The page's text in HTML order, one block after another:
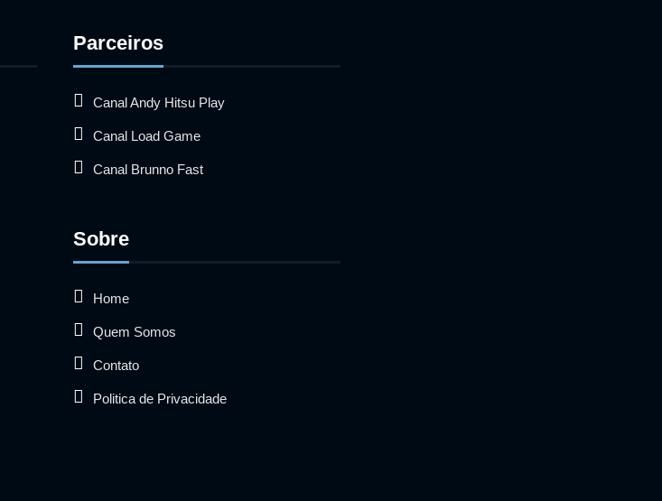
Parceiros
Canal Andy Hitsu Play
Canal Load Game
Canal Brunno Fast
Sobre
Home
Quem Somos
Contato
Politica de Privacidade